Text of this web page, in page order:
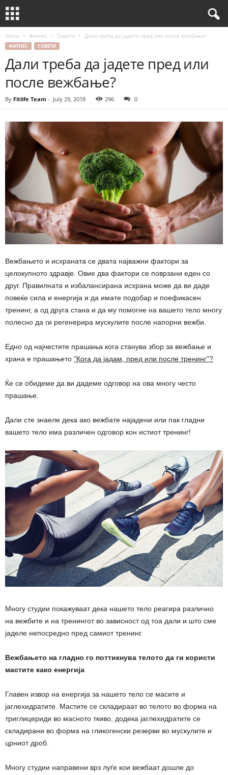
Home Фитнес Совети Дали треба да јадете пред или после вежбање?
ФИТНЕС СОВЕТИ
Дали треба да јадете пред или
после вежбање?
By Fitlife Team - July 29, 2018 296 0
Вежбањето и исхраната се двата најважни фактори за
целокупното здравје. Овие два фактори се поврзани еден со
друг. Правилната и избалансирана исхрана може да ви даде
повеќе сила и енергија и да имате подобар и поефикасен
тренинг, а од друга стана и да му помогне на вашето тело многу
полесно да ги регенерира мускулите после напорни вежби.
Едно од најчестите прашања кога станува збор за вежбање и
храна е прашањето “Кога да јадам, пред или после тренинг”?
Ќе се обидеме да ви дадеме одговор на ова многу често
прашање.
Дали сте знаеле дека ако вежбате најадени или пак гладни
вашето тело има различен одговор кон истиот тренинг!
Многу студии покажуваат дека нашето тело реагира различно
на вежбите и на тренингот во зависност од тоа дали и што сме
јаделе непосредно пред самиот тренинг.
Вежбањето на гладно го поттикнува телото да ги користи
мастите како енергија
Главен извор на енергија за нашето тело се масите и
јаглехидратите. Мастите се складираат во телото во форма на
триглицериди во масното ткиво, додека јаглехидратите се
складирани во форма на гликогенски резерви во мускулите и
црниот дроб.
Многу студии направени врз луѓе кои вежбаат дошле до